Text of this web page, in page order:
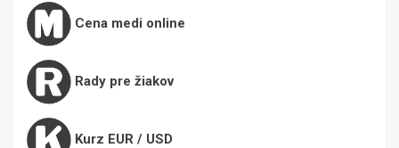
Cena medi online
Rady pre žiakov
Kurz EUR / USD